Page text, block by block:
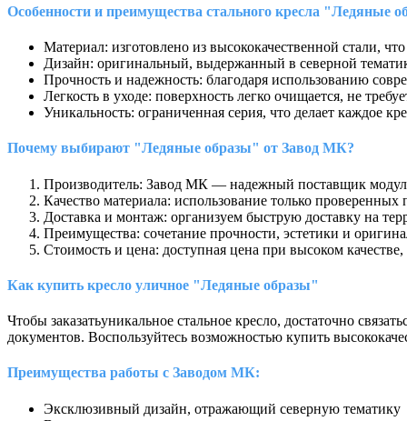
Особенности и преимущества стального кресла "Ледяные
Материал: изготовлено из высококачественной стали,
Дизайн: оригинальный, выдержанный в северной
Прочность и надежность: благодаря использованию
Легкость в уходе: поверхность легко очищается, не
Уникальность: ограниченная серия, что делает каждое
Почему выбирают "Ледяные образы" от Завод МК?
Производитель: Завод МК — надежный поставщик
Качество материала: использование только проверенных
Доставка и монтаж: организуем быструю доставку на
Преимущества: сочетание прочности, эстетики и
Стоимость и цена: доступная цена при высоком
Как купить кресло уличное "Ледяные образы"
Чтобы заказатьуникальное стальное кресло, достаточно
документов. Воспользуйтесь возможностью купить
Преимущества работы с Заводом МК:
Эксклюзивный дизайн, отражающий северную тематику